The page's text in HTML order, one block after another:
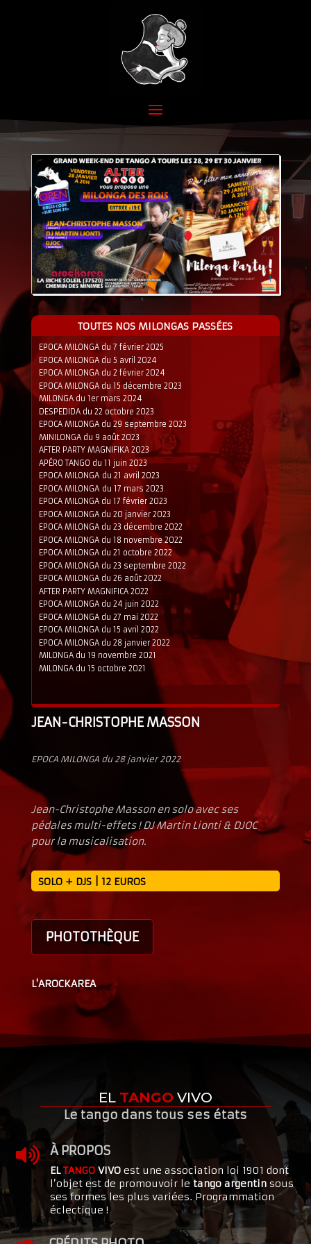
TOUTES NOS MILONGAS PASSÉES
EPOCA MILONGA du 7 février 2025
EPOCA MILONGA du 5 avril 2024
EPOCA MILONGA du 2 février 2024
EPOCA MILONGA du 15 décembre 2023
MILONGA du 1er mars 2024
DESPEDIDA du 22 octobre 2023
EPOCA MILONGA du 29 septembre 2023
MINILONGA du 9 août 2023
AFTER PARTY MAGNIFIKA 2023
APÉRO TANGO du 11 juin 2023
EPOCA MILONGA du 21 avril 2023
EPOCA MILONGA du 17 mars 2023
EPOCA MILONGA du 17 février 2023
EPOCA MILONGA du 20 janvier 2023
EPOCA MILONGA du 23 décembre 2022
EPOCA MILONGA du 18 novembre 2022
EPOCA MILONGA du 21 octobre 2022
EPOCA MILONGA du 23 septembre 2022
EPOCA MILONGA du 26 août 2022
AFTER PARTY MAGNIFICA 2022
EPOCA MILONGA du 24 juin 2022
EPOCA MILONGA du 27 mai 2022
EPOCA MILONGA du 15 avril 2022
EPOCA MILONGA du 28 janvier 2022
MILONGA du 19 novembre 2021
MILONGA du 15 octobre 2021
JEAN-CHRISTOPHE MASSON
EPOCA MILONGA du 28 janvier 2022
Jean-Christophe Masson en solo avec ses
pédales multi-effets ! DJ Martin Lionti & DJOC
pour la musicalisation.
SOLO + DJS | 12 EUROS
PHOTOTHÈQUE
L'AROCKAREA
EL TANGO VIVO
Le tango dans tous ses états
 À PROPOS
ELTANGO VIVOest une association loi 1901 dont
l’objet est de promouvoir le tango argentinsous
ses formes les plus variées. Programmation
éclectique !